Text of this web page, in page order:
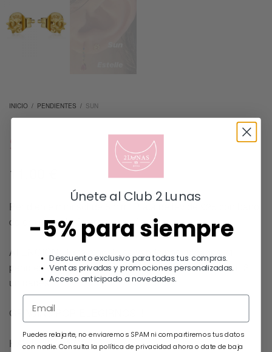
INICIO / PENDIENTES / SUN
SUN
11.00
Pendiente mini sol de 5 mm. Plata de ley de 925 con baño
de oro de 18 k. Cierre a presión
ATENCIÓN: Este modelo se vende por unidades (1
pendiente suelto), si quieres el par debes seleccionar 2
unidades.
GRACIAS POR ELEGIRNOS !!
HAY EXISTENCIAS
Únete al Club 2 Lunas
-5% para siempre
Descuento exclusivo para todas tus compras.
Ventas privadas y promociones personalizadas.
Acceso anticipado a novedades.
Puedes relajarte, no enviaremos SPAM ni compartiremos tus datos
con nadie. Consulta la política de privacidad ahora o date de baja